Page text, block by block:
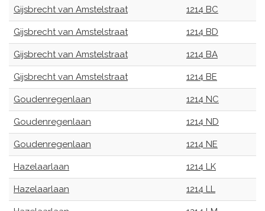
Gijsbrecht van Amstelstraat 1214 BC
Gijsbrecht van Amstelstraat 1214 BD
Gijsbrecht van Amstelstraat 1214 BA
Gijsbrecht van Amstelstraat 1214 BE
Goudenregenlaan 1214 NC
Goudenregenlaan 1214 ND
Goudenregenlaan 1214 NE
Hazelaarlaan 1214 LK
Hazelaarlaan 1214 LL